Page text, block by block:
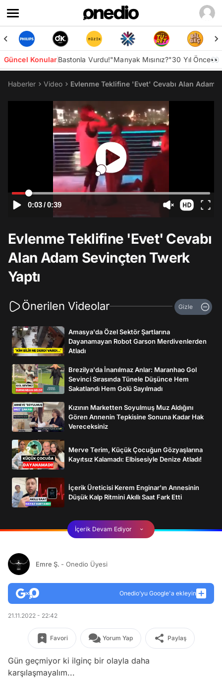
Güncel KonularBastonla Vurdu!"Manyak Mısınız?"30 Yıl Önce👀
Haberler Video Evlenme Teklifine 'Evet' Cevabı Alan Adam
0:03/0:39
Evlenme Teklifine 'Evet' Cevabı
Alan Adam Sevinçten Twerk
Yaptı
Önerilen Videolar Gizle
Amasya'da Özel Sektör Şartlarına
Dayanamayan Robot Garson Merdivenlerden
Atladı
Brezilya'da İnanılmaz Anlar: Maranhao Gol
Sevinci Sırasında Tünele Düşünce Hem
Sakatlandı Hem Golü Sayılmadı
Kızının Marketten Soyulmuş Muz Aldığını
Gören Annenin Tepkisine Sonuna Kadar Hak
Vereceksiniz
Merve Terim, Küçük Çocuğun Gözyaşlarına
Kayıtsız Kalamadı: Elbisesiyle Denize Atladı!
İçerik Üreticisi Kerem Enginar'ın Annesinin
Düşük Kalp Ritmini Akıllı Saat Fark Etti
İçerik Devam Ediyor
Emre Ş. - Onedio Üyesi
Onedio’yu Google'a ekleyin
21.11.2022 - 22:42
Favori Yorum Yap Paylaş
Gün geçmiyor ki ilginç bir olayla daha
karşılaşmayalım...